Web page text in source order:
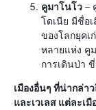
คูมาโนโว –
โดเนีย มีชื่อ
ของโลกยุคเ
หลายแห่ง คู
การเดินป่า
เมืองอื่นๆ ที่น่ากล่า
และเวเลส แต่ละเ